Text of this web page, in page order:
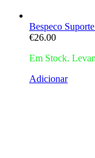
Bespeco
€26.00
Em Stock.
Adicionar